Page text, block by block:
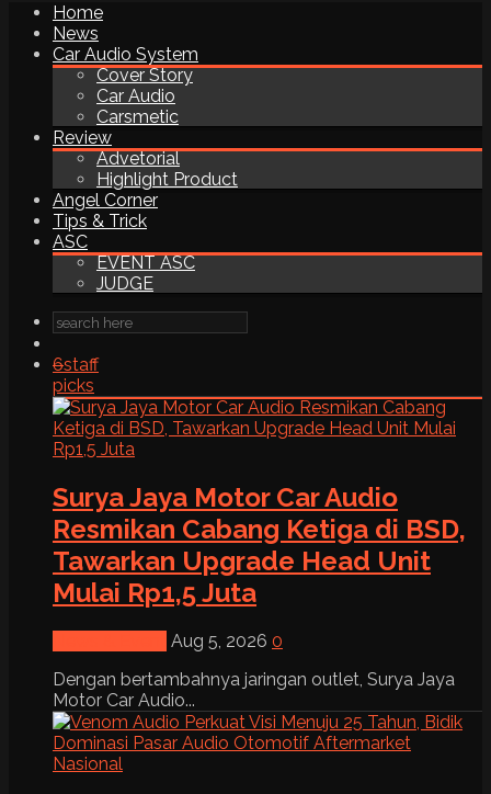
Home
News
Car Audio System
Cover Story
Car Audio
Carsmetic
Review
Advetorial
Highlight Product
Angel Corner
Tips & Trick
ASC
EVENT ASC
JUDGE
6staff
picks
Surya Jaya Motor Car Audio
Resmikan Cabang Ketiga di BSD,
Tawarkan Upgrade Head Unit
Mulai Rp1,5 Juta
Aug 5, 2026 0
Dengan bertambahnya jaringan outlet, Surya Jaya
Motor Car Audio...